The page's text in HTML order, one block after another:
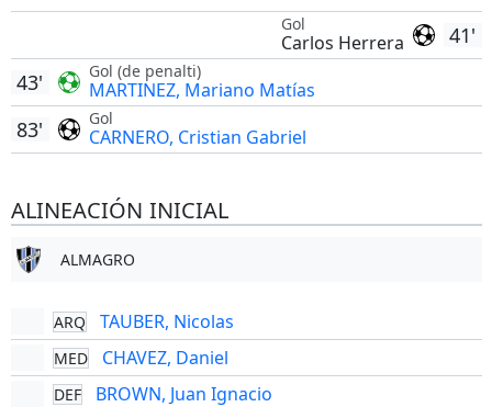
41'
Gol
Carlos Herrera
Gol (de penalti)
MARTINEZ, Mariano Matías
43'
Gol
CARNERO, Cristian Gabriel
83'
ALINEACIÓN INICIAL
ALMAGRO
ARQ TAUBER, Nicolas
MED CHAVEZ, Daniel
DEF BROWN, Juan Ignacio